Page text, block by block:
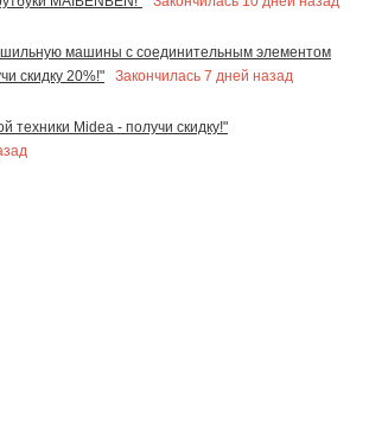
машины с соединительным элементом
скидку 20%!"
Закончилась 7 дней назад
техники Midea - получи скидку!"